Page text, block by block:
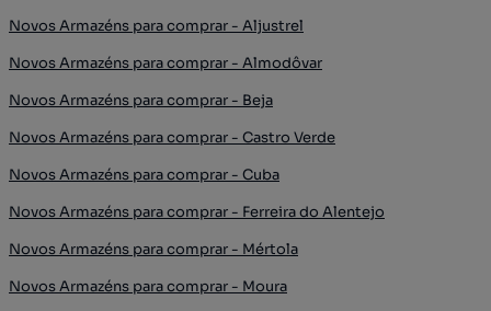
Novos Armazéns para comprar - Aljustrel
Novos Armazéns para comprar - Almodôvar
Novos Armazéns para comprar - Beja
Novos Armazéns para comprar - Castro Verde
Novos Armazéns para comprar - Cuba
Novos Armazéns para comprar - Ferreira do Alentejo
Novos Armazéns para comprar - Mértola
Novos Armazéns para comprar - Moura